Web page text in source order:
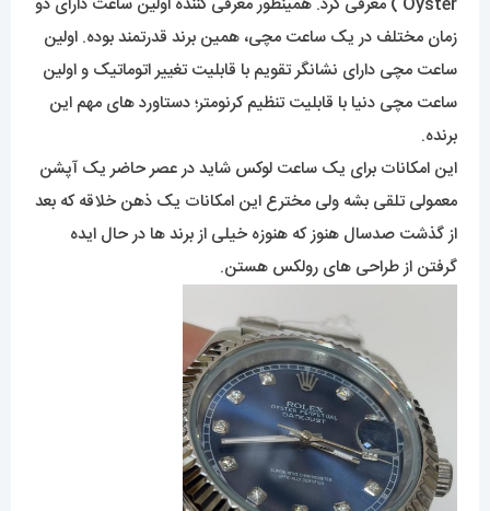
زمان مختلف در یک ساعت مچی، همین برند قدرتمند بوده. اولین
ساعت مچی دارای نشانگر تقویم با قابلیت تغییر اتوماتیک و اولین
ساعت مچی دنیا با قابلیت تنظیم کرنومتر؛ دستاورد های مهم این
برنده.
این امکانات برای یک ساعت لوکس شاید در عصر حاضر یک آپشن
معمولی تلقی بشه ولی مخترع این امکانات یک ذهن خلاقه که بعد
از گذشت صدسال هنوز که هنوزه خیلی از برند ها در حال ایده
گرفتن از طراحی های رولکس هستن.